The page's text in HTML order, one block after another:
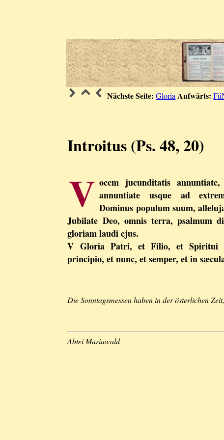
Nächste Seite: Gloria Aufwärts:
Introitus (Ps. 48, 20)
V ocem jucunditatis
annuntiate usque ad
Dominus populum suum,
Jubilate Deo, omnis terra, psalmum
gloriam laudi ejus.
V Gloria Patri, et Filio, et Spiritui
principio, et nunc, et semper, et in
Die Sonntagsmessen haben in der österlichen
Abtei Mariawald